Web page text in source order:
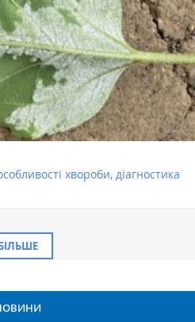
хвороби, діагностика